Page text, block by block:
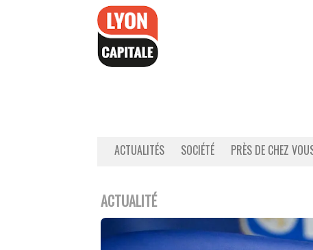
ACTUALITÉS SOCIÉTÉ PRÈS DE CHEZ
ACTUALITÉ